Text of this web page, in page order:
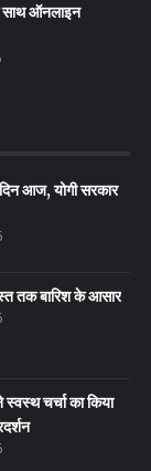
ऑनलाइन
आज, योगी सरकार
तक बारिश के आसार
चर्चा का किया